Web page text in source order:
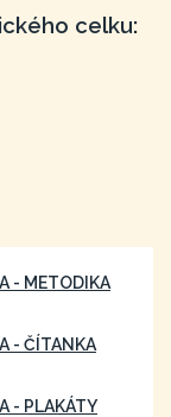
celku:
- METODIKA
- ČÍTANKA
- PLAKÁTY